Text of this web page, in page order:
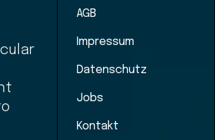
AGB
Impressum
Datenschutz
Jobs
Kontakt